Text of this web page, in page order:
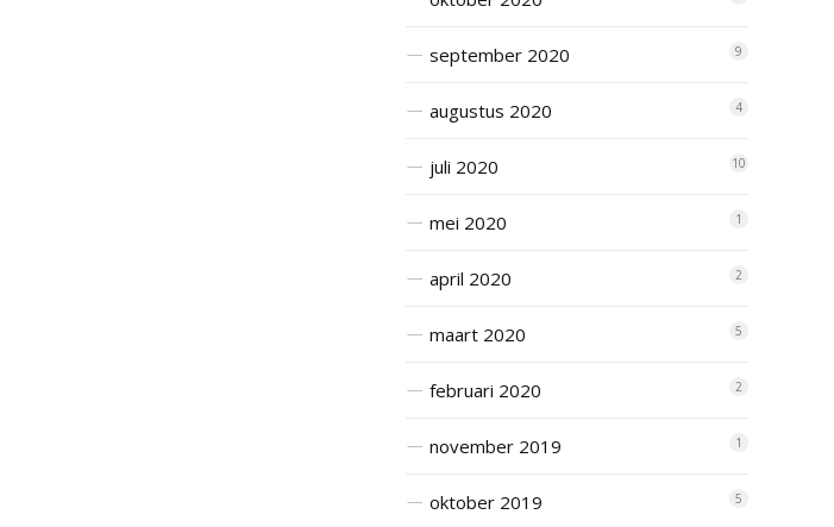
september 2020 9
augustus 2020 4
juli 2020 10
mei 2020 1
april 2020 2
maart 2020 5
februari 2020 2
november 2019 1
oktober 2019 5